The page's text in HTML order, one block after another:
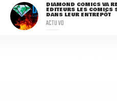
DIAMOND COMICS VA
ÉDITEURS LES COMICS
DANS LEUR ENTREPÔT
ACTU VO